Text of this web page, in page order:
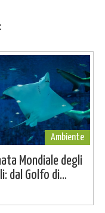
Ambiente
Mondiale degli
dal Golfo di...